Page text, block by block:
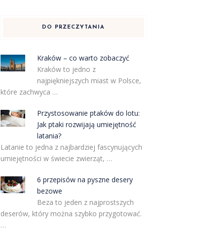
DO PRZECZYTANIA
Kraków – co warto zobaczyć
Kraków to jedno z
najpiękniejszych miast w Polsce,
które zachwyca …
Przystosowanie ptaków do lotu:
Jak ptaki rozwijają umiejętność
latania?
Latanie to jedna z najbardziej fascynujących
umiejętności w świecie zwierząt, …
6 przepisów na pyszne desery
bezowe
Beza to jeden z najprostszych
deserów, który można szybko przygotować.
…